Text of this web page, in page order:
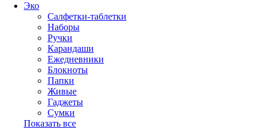
Эко
Салфетки-таблетки
Наборы
Ручки
Карандаши
Ежедневники
Блокноты
Папки
Живые
Гаджеты
Сумки
Показать все